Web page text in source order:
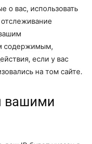
о вас, использовать
содержимым,
если у вас
на том сайте.
вашими